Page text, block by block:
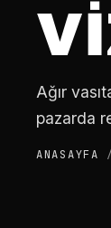
Ağır
pazarda
ANASAYFA